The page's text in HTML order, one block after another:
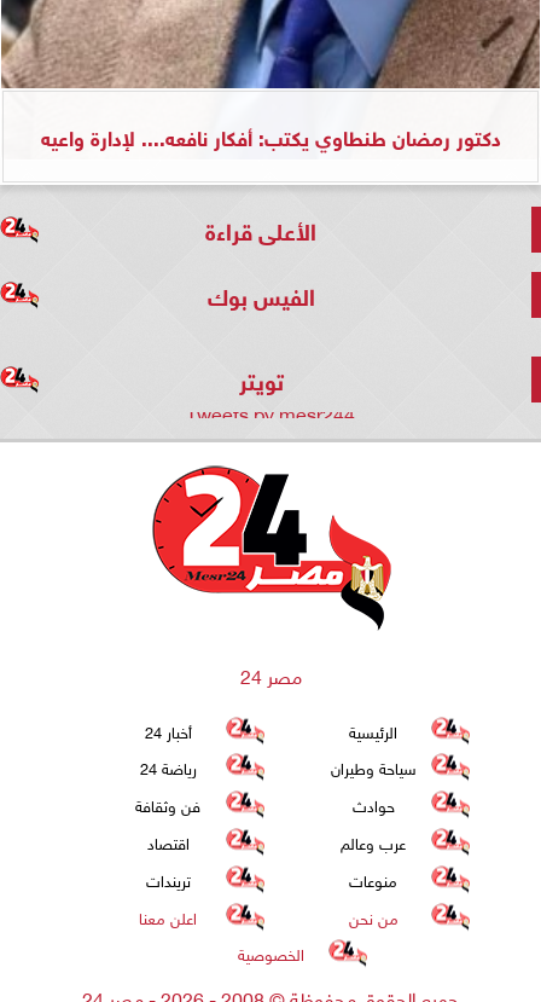
دكتور رمضان طنطاوي يكتب: أفكار نافعه.... لإدارة واعيه
الأعلى قراءة
الفيس بوك
تويتر
Tweets by mesr244
مصر 24
الرئيسية
أخبار 24
سياحة وطيران
رياضة 24
حوادث
فن وثقافة
عرب وعالم
اقتصاد
منوعات
تريندات
من نحن
اعلن معنا
الخصوصية